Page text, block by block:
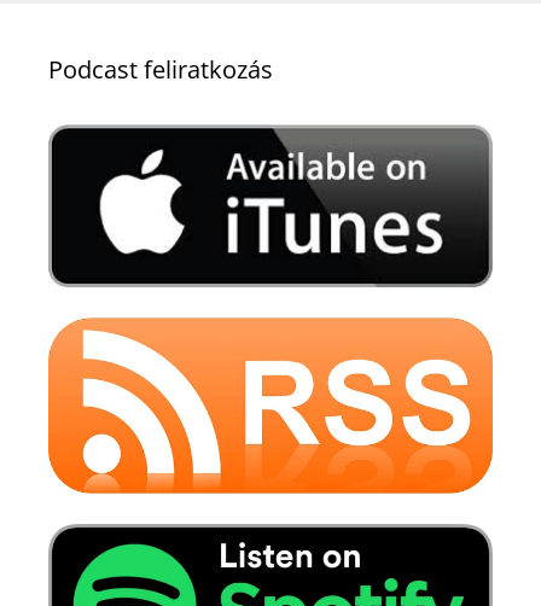
Podcast feliratkozás